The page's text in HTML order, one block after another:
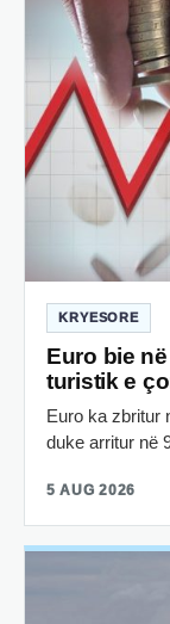
KRYESORE
Euro bie
turistik e
Euro ka zbritur
duke arritur në
5 AUG 2026